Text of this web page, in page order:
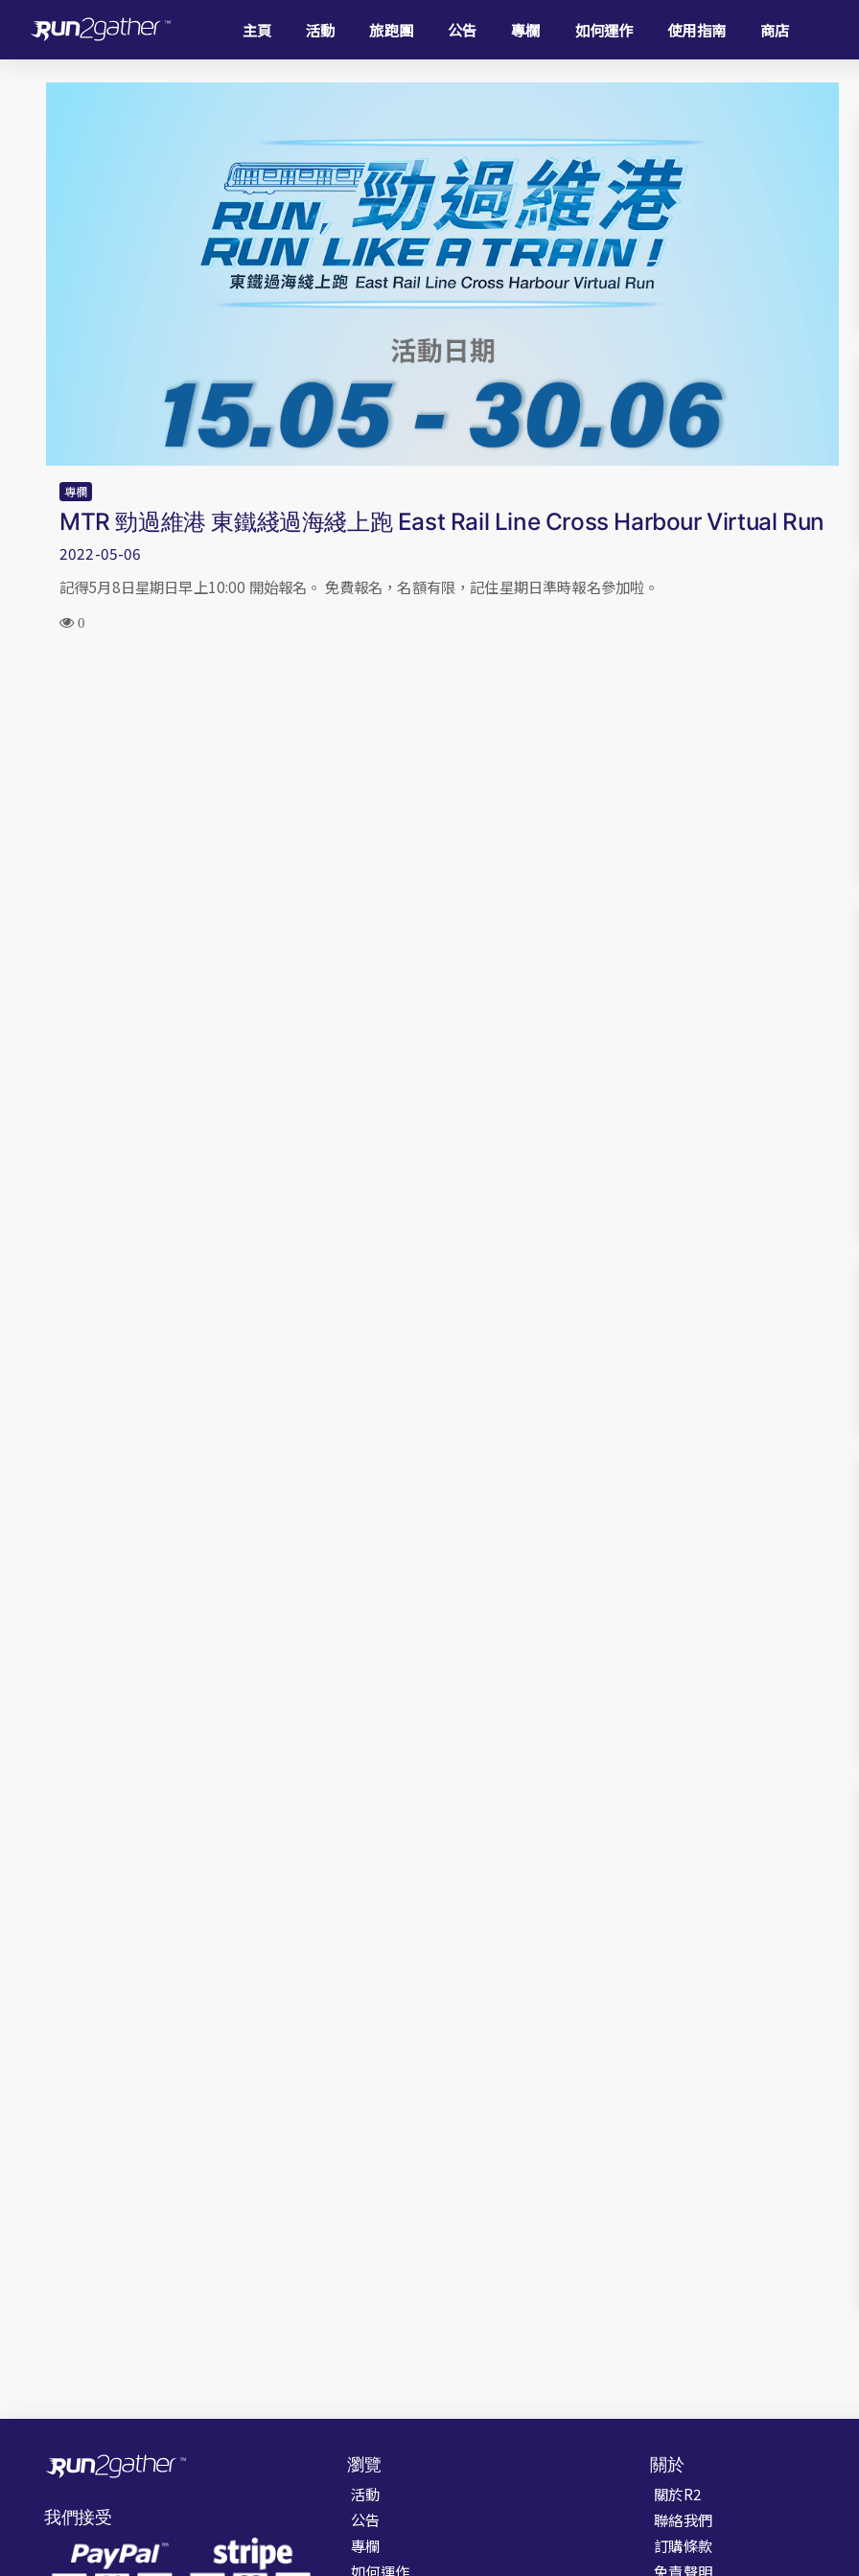
主頁 活動 旅跑團 公告 專欄 如何運作 使用指南 商店
專欄
MTR 勁過維港 東鐵綫過海綫上跑 East Rail Line Cross Harbour Virtual Run
2022-05-06
記得5月8日星期日早上10:00 開始報名。 免費報名，名額有限，記住星期日準時報名參加啦￼￼。
0
我們接受
瀏覽
活動
公告
專欄
如何運作
關於
關於R2
聯絡我們
訂購條款
免責聲明